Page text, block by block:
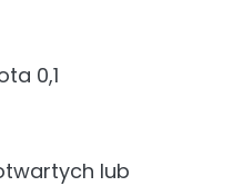
0,1
lub